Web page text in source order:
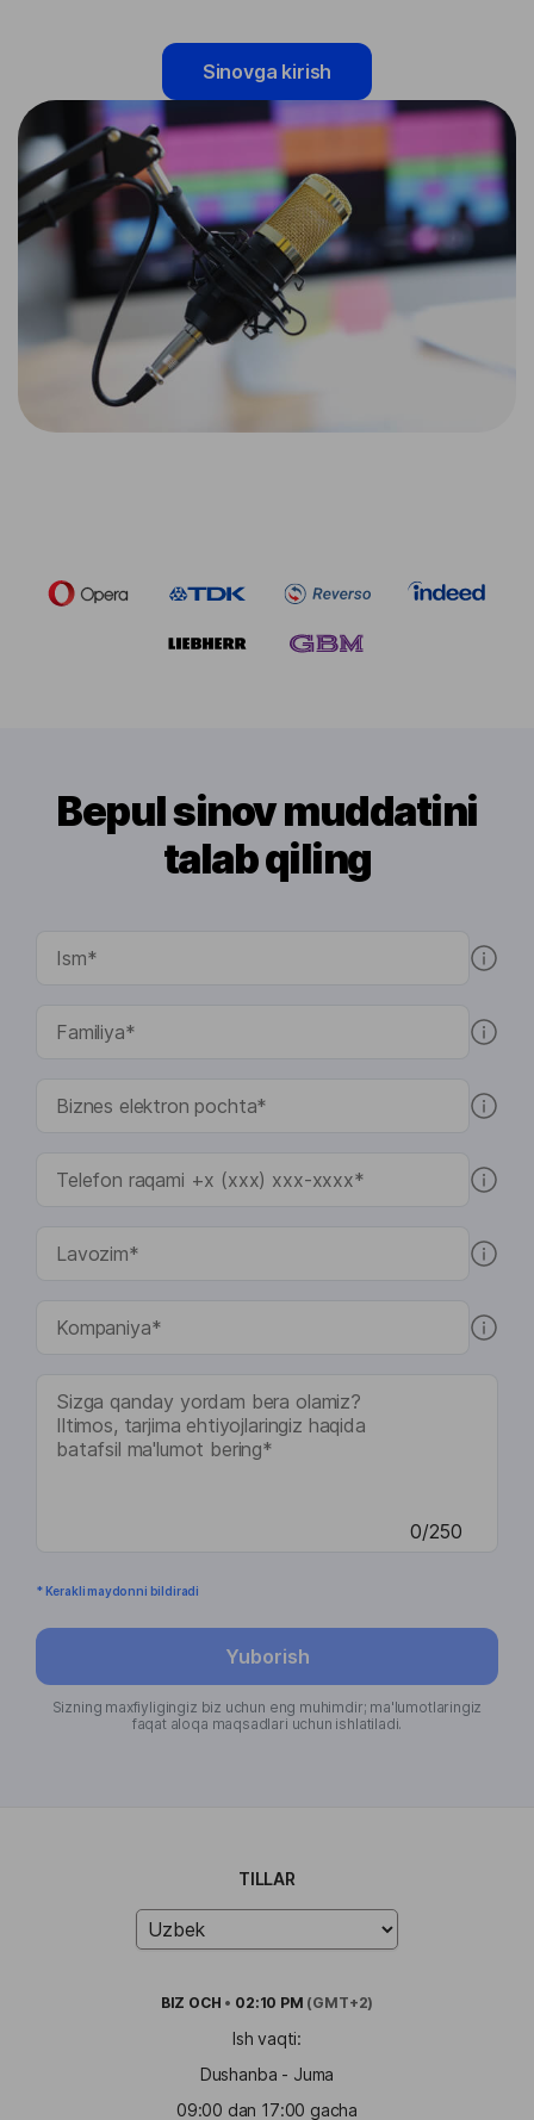
Sinovga kirish
Bepul sinov muddatini
talab qiling
0/250
* Kerakli maydonni bildiradi
Yuborish
Sizning maxfiyligingiz biz uchun eng muhimdir; ma'lumotlaringiz
faqat aloqa maqsadlari uchun ishlatiladi.
TILLAR
BIZ OCH • 02:10 PM (GMT+2)
Ish vaqti:
Dushanba - Juma
09:00 dan 17:00 gacha